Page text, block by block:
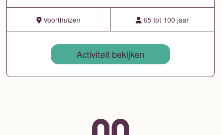
Voorthuizen 65 tot 100 jaar
Activiteit bekijken